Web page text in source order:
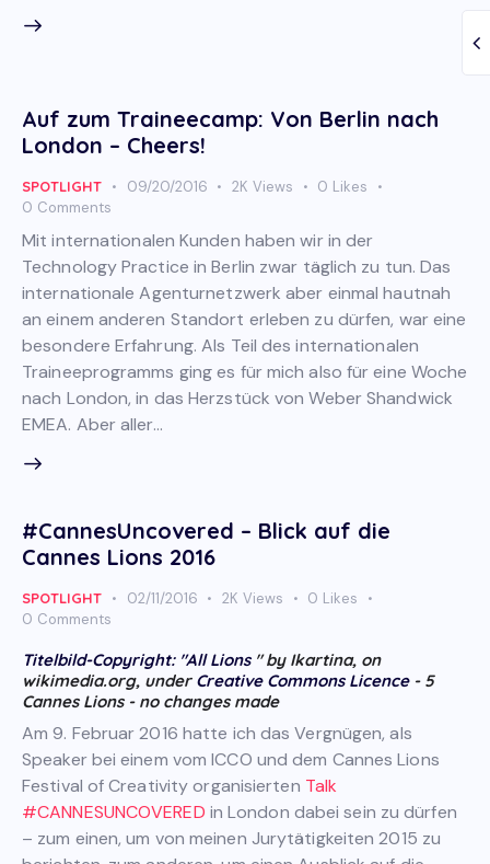
Auf zum Traineecamp: Von Berlin nach
London – Cheers!
SPOTLIGHT 09/20/2016 2K Views 0 Likes
0 Comments
Mit internationalen Kunden haben wir in der
Technology Practice in Berlin zwar täglich zu tun. Das
internationale Agenturnetzwerk aber einmal hautnah
an einem anderen Standort erleben zu dürfen, war eine
besondere Erfahrung. Als Teil des internationalen
Traineeprogramms ging es für mich also für eine Woche
nach London, in das Herzstück von Weber Shandwick
EMEA. Aber aller…
#CannesUncovered – Blick auf die
Cannes Lions 2016
SPOTLIGHT 02/11/2016 2K Views 0 Likes
0 Comments
Titelbild-Copyright: "All Lions " by Ikartina, on
wikimedia.org, under Creative Commons Licence- 5
Cannes Lions - no changes made
Am 9. Februar 2016 hatte ich das Vergnügen, als
Speaker bei einem vom ICCO und dem Cannes Lions
Festival of Creativity organisierten Talk
#CANNESUNCOVERED in London dabei sein zu dürfen
– zum einen, um von meinen Jurytätigkeiten 2015 zu